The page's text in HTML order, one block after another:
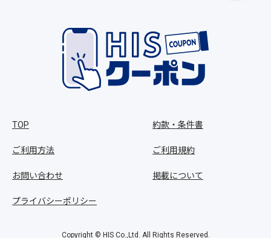
TOP
ご利用方法
お問い合わせ
プライバシーポリシー
約款・条件書
ご利用規約
掲載について
Copyright © HIS Co.,Ltd. All Rights Reserved.